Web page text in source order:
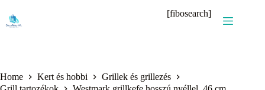
content
[fibosearch]
Home Kert és hobbi
Grillek és grillezés